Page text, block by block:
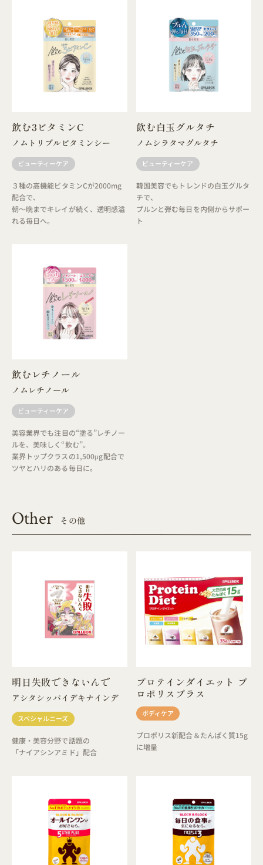
飲む3ビタミンC
ノムトリプルビタミンシー
ビューティーケア
３種の高機能ビタミンCが2000mg
配合で、
朝～晩までキレイが続く、透明感溢
れる毎日へ。
飲む白玉グルタチ
ノムシラタマグルタチ
ビューティーケア
韓国美容でもトレンドの白玉グルタ
チで、
プルンと弾む毎日を内側からサポー
ト
飲むレチノール
ノムレチノール
ビューティーケア
美容業界でも注目の“塗る”レチノー
ルを、美味しく“飲む”。
業界トップクラスの1,500μg配合で
ツヤとハリのある毎日に。
Other その他
明日失敗できないんで
アシタシッパイデキナインデ
スペシャルニーズ
健康・美容分野で話題の
「ナイアシンアミド」配合
プロテインダイエット プ
ロポリスプラス
ボディケア
プロポリス新配合＆たんぱく質15g
に増量